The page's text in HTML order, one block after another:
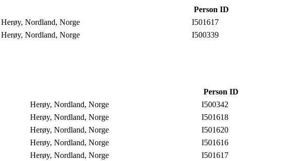
Person ID
Herøy, Nordland, Norge
I501617
Herøy, Nordland, Norge I500339
Person ID
Herøy, Nordland, Norge
I500342
Herøy, Nordland, Norge
I501618
Herøy, Nordland, Norge
I501620
Herøy, Nordland, Norge
I501616
Herøy, Nordland, Norge
I501617